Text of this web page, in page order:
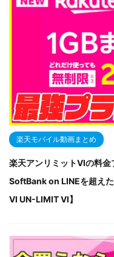
楽天モバイル動画まとめ
楽天アンリミットVIの料
SoftBank on LINEを超え
VI UN-LIMIT VI】